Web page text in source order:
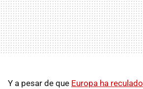
Y a pesar de que Europa ha reculado